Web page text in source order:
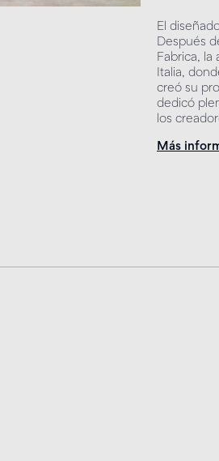
El
Después
Fabrica,
Italia,
creó su
dedicó
los
Más